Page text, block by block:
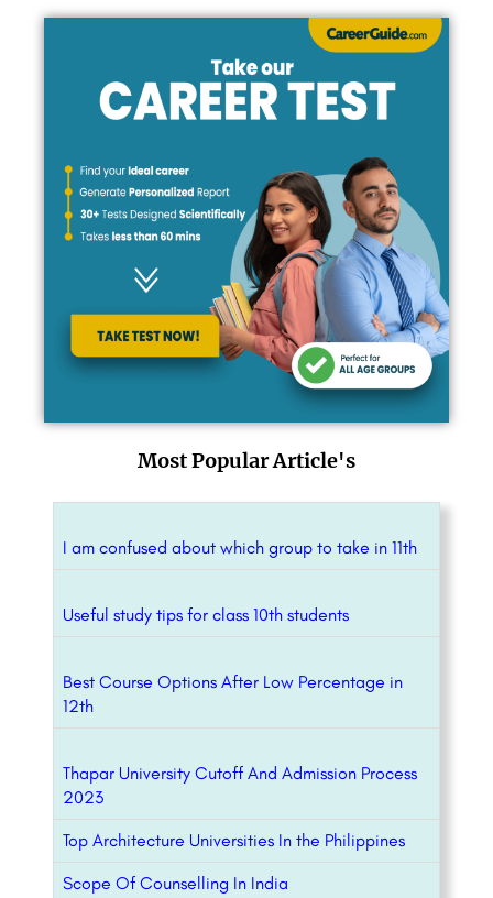
Most Popular Article's
I am confused about which group to take in 11th
Useful study tips for class 10th students
Best Course Options After Low Percentage in
12th
Thapar University Cutoff And Admission Process
2023
Top Architecture Universities In the Philippines
Scope Of Counselling In India